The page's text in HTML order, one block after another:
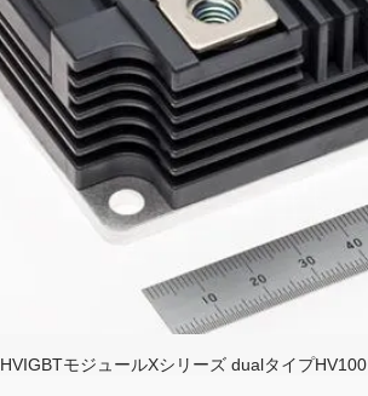
HVIGBTモジュールXシリーズ dualタイプHV100
この画像の記事を読む